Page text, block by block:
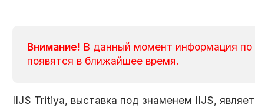
Внимание! В данный момент информация по
появятся в ближайшее время.
IIJS Tritiya, выставка под знаменем IIJS,